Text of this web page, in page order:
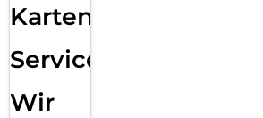
Karten
Service:
Wir